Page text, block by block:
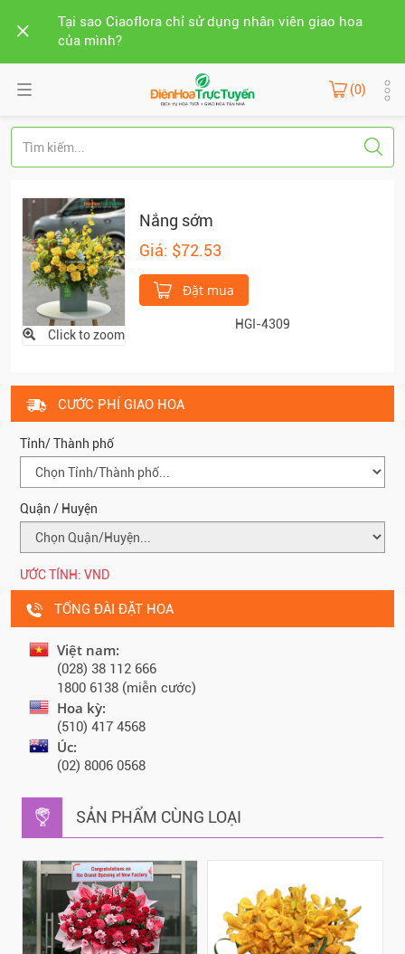
Tại sao Ciaoflora chỉ sử dụng nhân viên giao hoa
của mình?
(0)
Click to zoom
Nắng sớm
Giá: $72.53
Đặt mua
HGI-4309
CƯỚC PHÍ GIAO HOA
Tỉnh/ Thành phố
Quận / Huyện
ƯỚC TÍNH: VND
TỔNG ĐÀI ĐẶT HOA
Việt nam:
(028) 38 112 666
1800 6138 (miễn cước)
Hoa kỳ:
(510) 417 4568
Úc:
(02) 8006 0568
SẢN PHẨM CÙNG LOẠI